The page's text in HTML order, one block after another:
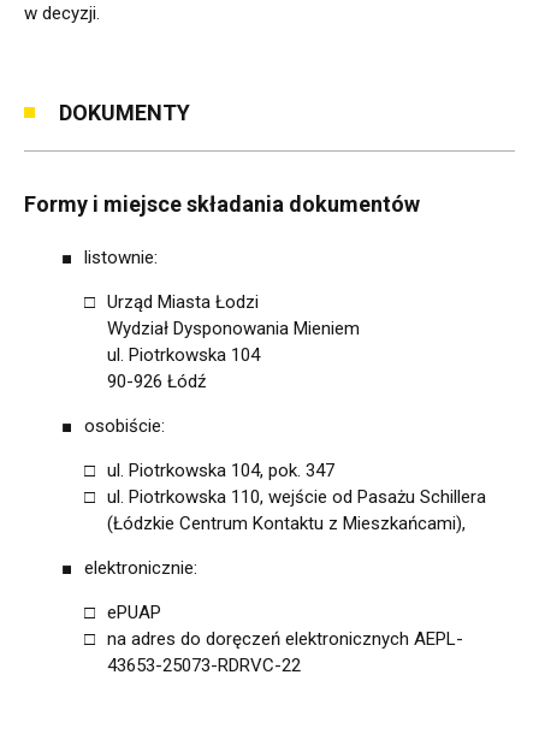
w decyzji.
DOKUMENTY
Formy i miejsce składania dokumentów
listownie:
Urząd Miasta Łodzi
Wydział Dysponowania Mieniem
ul. Piotrkowska 104
90-926 Łódź
osobiście:
ul. Piotrkowska 104, pok. 347
ul. Piotrkowska 110, wejście od Pasażu Schillera
(Łódzkie Centrum Kontaktu z Mieszkańcami),
elektronicznie:
ePUAP
na adres do doręczeń elektronicznych AEPL-
43653-25073-RDRVC-22